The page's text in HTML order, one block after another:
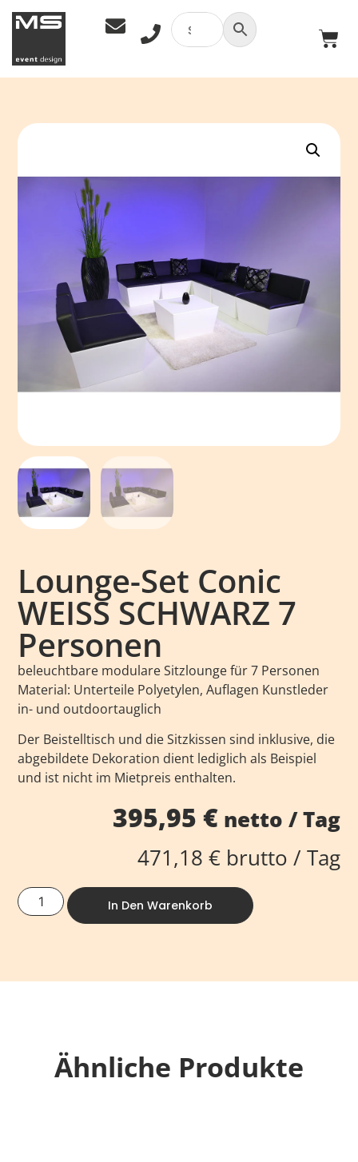
Lounge-Set Conic
WEISS SCHWARZ 7
Personen
beleuchtbare modulare Sitzlounge für 7 Personen
Material: Unterteile Polyetylen, Auflagen Kunstleder
in- und outdoortauglich
Der Beistelltisch und die Sitzkissen sind inklusive, die
abgebildete Dekoration dient lediglich als Beispiel
und ist nicht im Mietpreis enthalten.
395,95 €netto / Tag
471,18 €brutto / Tag
In Den Warenkorb
Ähnliche Produkte